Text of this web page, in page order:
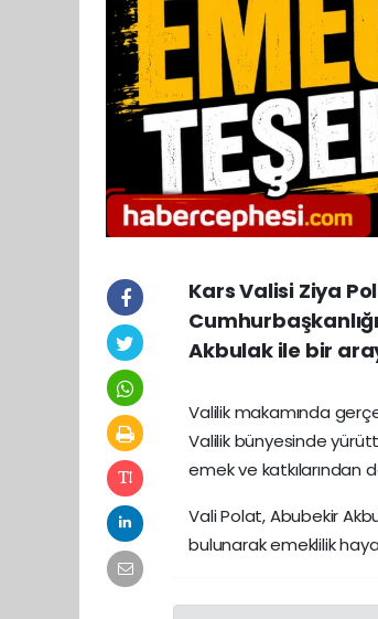
Kars Valisi Ziya
Akbulak ile bir
Valilik makamında
Valilik bünyesinde
emek ve katkılarından
Vali Polat, Abubekir
bulunarak emeklilik